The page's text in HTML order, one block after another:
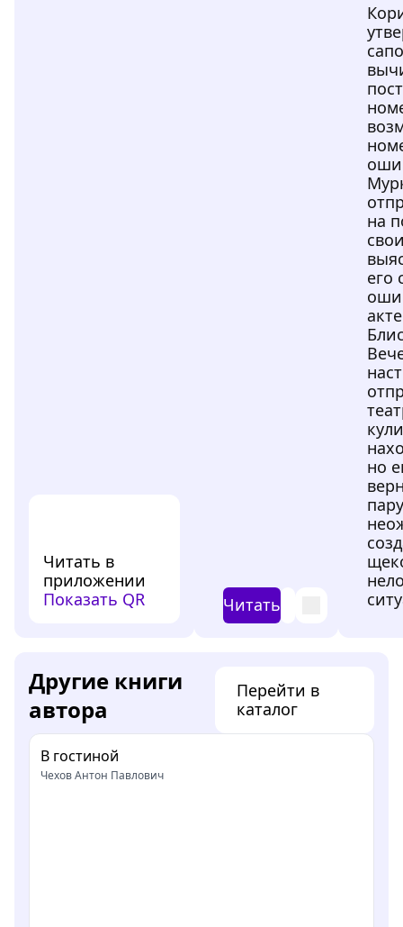
Читать в
приложении
Показать QR
Читать
на
его
но
Другие книги
автора
Перейти в
каталог
В гостиной
Чехов Антон Павлович